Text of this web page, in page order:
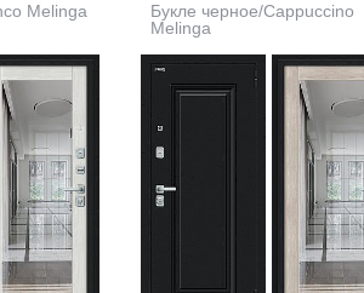
Melinga
Букле черное/Cappuccino
Melinga